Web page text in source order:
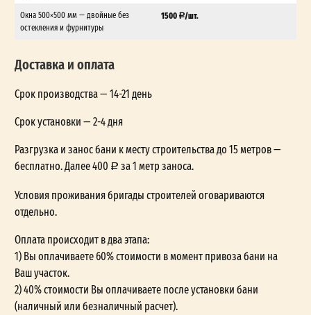
Окна 500×500 мм — двойные без
остекления и фурнитуры
1500 /шт.
Доставка и оплата
Срок производства — 14-21 день
Срок установки — 2-4 дня
Разгрузка и занос бани к месту строительства до 15 метров —
бесплатно. Далее 400
за 1 метр заноса.
Условия проживания бригады строителей оговариваются
отдельно.
Оплата происходит в два этапа:
1) Вы оплачиваете 60% стоимости в момент привоза бани на
Ваш участок.
2) 40% стоимости Вы оплачиваете после установки бани
(наличный или безналичный расчет).